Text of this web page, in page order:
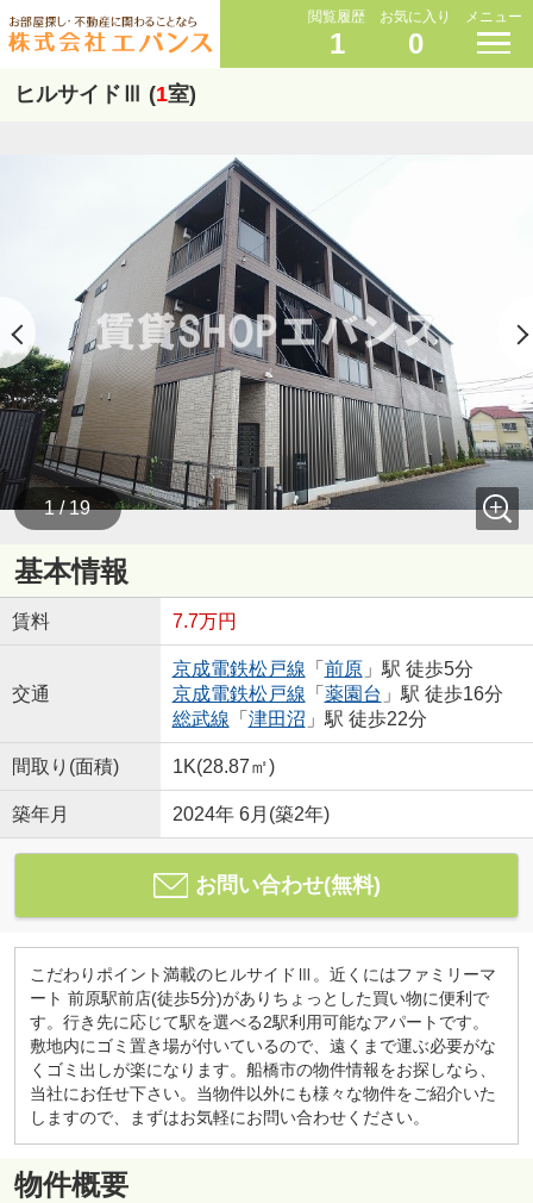
閲覧履歴
1
お気に入り
0
メニュー
ヒルサイドⅢ (1室)
1 / 19
基本情報
賃料 7.7万円
交通
京成電鉄松戸線 「 前原」駅 徒歩5分
京成電鉄松戸線 「 薬園台 」駅 徒歩16分
総武線 「 津田沼 」駅 徒歩22分
間取り(面積) 1K(28.87㎡)
築年月 2024年 6月(築2年)
お問い合わせ(無料)
こだわりポイント満載のヒルサイドⅢ。近くにはファミリーマ
ート 前原駅前店(徒歩5分)がありちょっとした買い物に便利で
す。行き先に応じて駅を選べる2駅利用可能なアパートです。
敷地内にゴミ置き場が付いているので、遠くまで運ぶ必要がな
くゴミ出しが楽になります。船橋市の物件情報をお探しなら、
当社にお任せ下さい。当物件以外にも様々な物件をご紹介いた
しますので、まずはお気軽にお問い合わせください。
物件概要